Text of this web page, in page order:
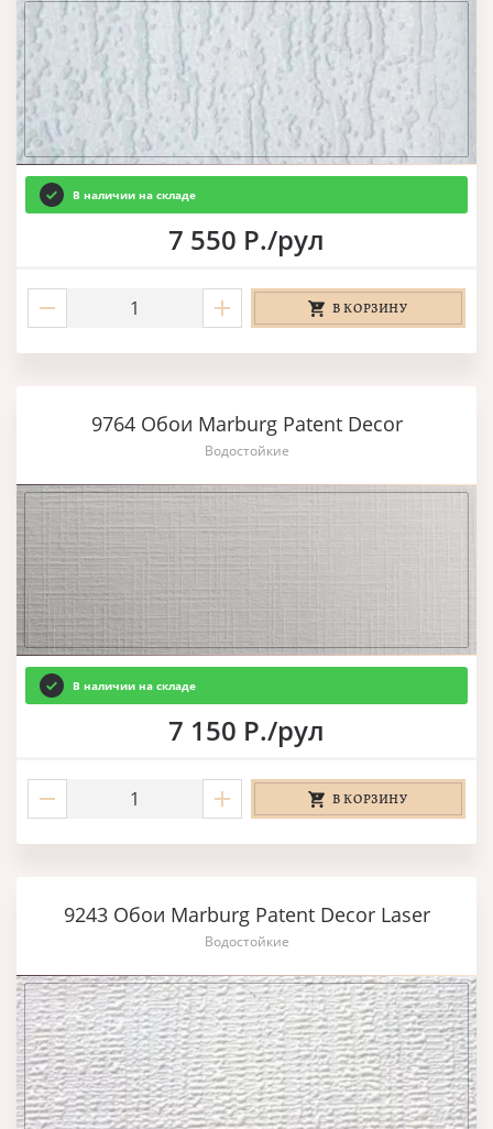
В наличии на складе
7 550 Р./рул
В КОРЗИНУ
9764 Обои Marburg Patent Decor
Водостойкие
В наличии на складе
7 150 Р./рул
В КОРЗИНУ
9243 Обои Marburg Patent Decor Laser
Водостойкие